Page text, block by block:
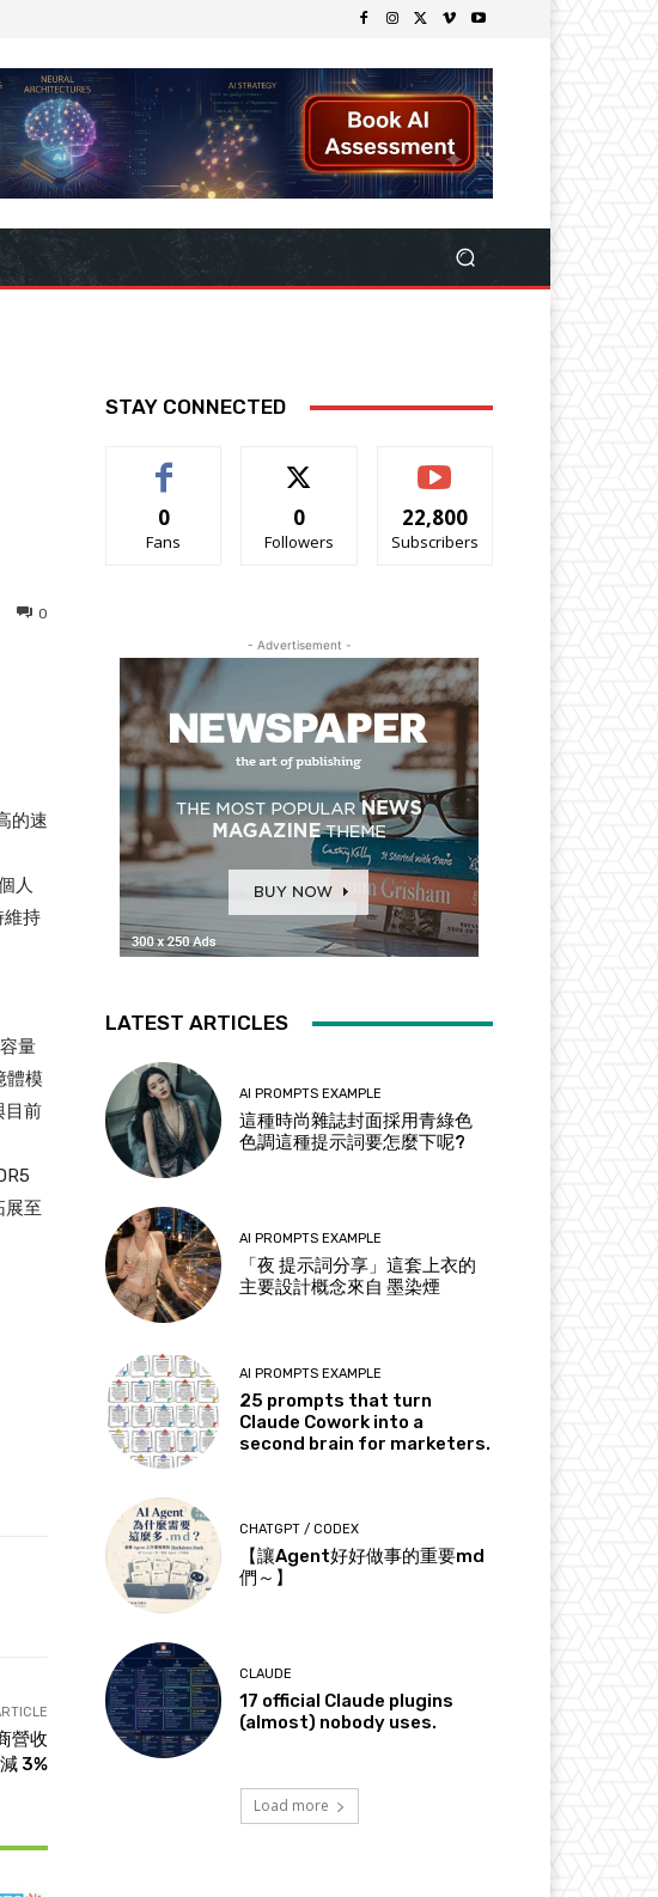
0
的速
人
維持
量
體模
目前
展至
營收
3%
STAY CONNECTED
0
Fans
0
Followers
22,800
Subscribers
- Advertisement -
LATEST ARTICLES
AI PROMPTS EXAMPLE
這種時尚雜誌封面採用青綠色
色調這種提示詞要怎麼下呢?
AI PROMPTS EXAMPLE
「夜 提示詞分享」這套上衣的
主要設計概念來自 墨染煙
AI PROMPTS EXAMPLE
25 prompts that turn
Claude Cowork into a
second brain for marketers.
CHATGPT / CODEX
【讓Agent好好做事的重要md
們～】
CLAUDE
17 official Claude plugins
(almost) nobody uses.
Load more